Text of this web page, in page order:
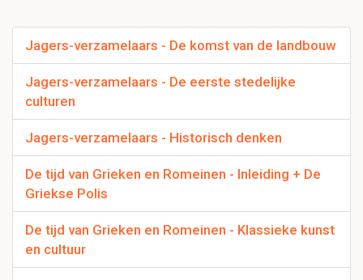
Jagers-verzamelaars - De komst van de landbouw
Jagers-verzamelaars - De eerste stedelijke
culturen
Jagers-verzamelaars - Historisch denken
De tijd van Grieken en Romeinen - Inleiding + De
Griekse Polis
De tijd van Grieken en Romeinen - Klassieke kunst
en cultuur